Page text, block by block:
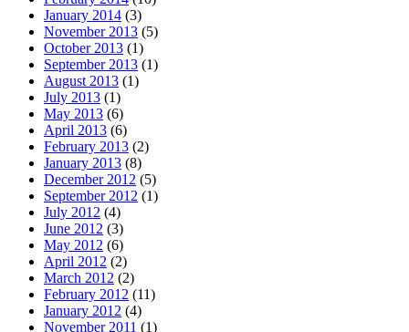
January 2014 (3)
November 2013 (5)
October 2013 (1)
September 2013 (1)
August 2013 (1)
July 2013 (1)
May 2013 (6)
April 2013 (6)
February 2013 (2)
January 2013 (8)
December 2012 (5)
September 2012 (1)
July 2012 (4)
June 2012 (3)
May 2012 (6)
April 2012 (2)
March 2012 (2)
February 2012 (11)
January 2012 (4)
November 2011 (1)